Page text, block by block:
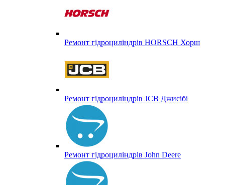
Ремонт гідроциліндрів HORSCH Хорш
Ремонт гідроциліндрів JCB Джисібі
Ремонт гідроциліндрів John Deere